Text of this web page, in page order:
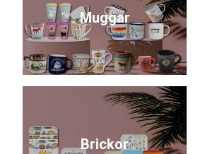
Muggar
Brickor